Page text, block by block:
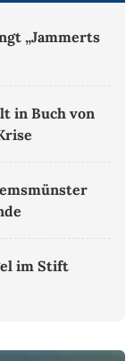
„Jammerts
in Buch von
im Stift